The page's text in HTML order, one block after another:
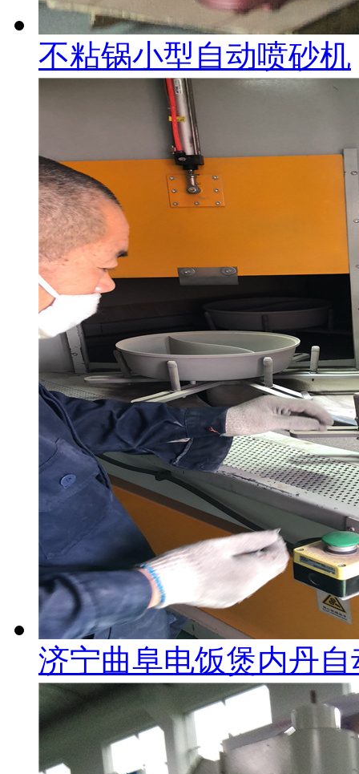
不粘锅小型自动喷砂机
济宁曲阜电饭煲内丹